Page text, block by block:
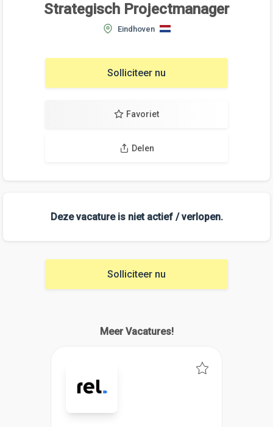
Strategisch Projectmanager
Eindhoven
Solliciteer nu
Favoriet
Delen
Deze vacature is niet actief / verlopen.
Solliciteer nu
Meer Vacatures!